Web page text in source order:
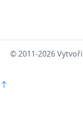
© 2011-2026